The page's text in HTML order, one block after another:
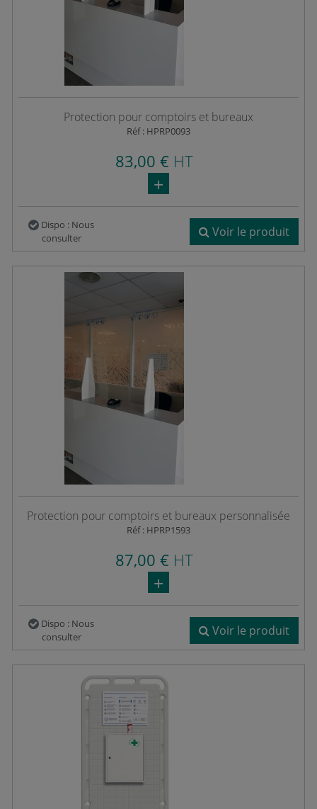
Protection pour comptoirs et bureaux
Réf : HPRP0093
83,00 €HT
Dispo : Nous
consulter
Voir le produit
Protection pour comptoirs et bureaux personnalisée
Réf : HPRP1593
87,00 €HT
Dispo : Nous
consulter
Voir le produit